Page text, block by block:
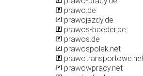
prawo.de
prawojazdy.de
prawos-baeder.de
prawos.de
prawospolek.net
prawowpracy.net